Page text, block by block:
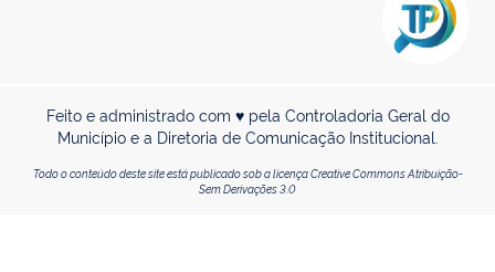
Feito e administrado com ♥ pela Controladoria Geral do
Município e a Diretoria de Comunicação Institucional.
Todo o conteúdo deste site está publicado sob a licença Creative Commons Atribuição-
Sem Derivações 3.0